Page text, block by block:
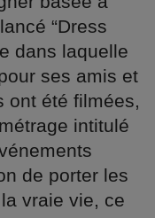
“Dress
dans laquelle
ses amis et
ont été filmées,
intitulé
de porter les
vraie vie, ce